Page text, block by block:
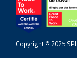
Copyright © 2025